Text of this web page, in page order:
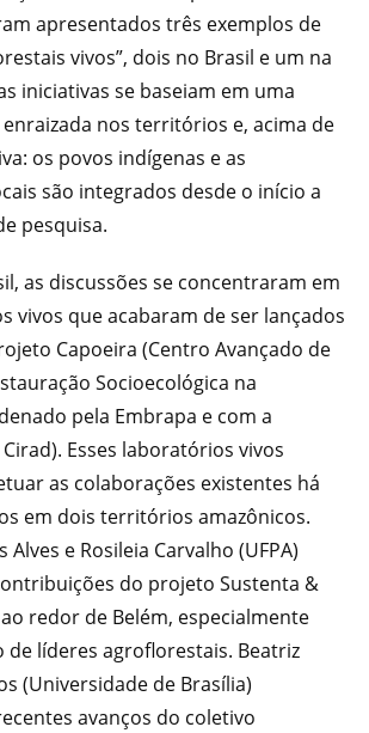
apresentados três exemplos de
vivos”, dois no Brasil e um na
iniciativas se baseiam em uma
nos territórios e, acima de
os povos indígenas e as
são integrados desde o início a
pesquisa.
as discussões se concentraram em
vivos que acabaram de ser lançados
Capoeira (Centro Avançado de
Socioecológica na
pela Embrapa e com a
Esses laboratórios vivos
as colaborações existentes há
em dois territórios amazônicos.
Alves e Rosileia Carvalho (UFPA)
do projeto Sustenta &
redor de Belém, especialmente
de líderes agroflorestais. Beatriz
(Universidade de Brasília)
avanços do coletivo